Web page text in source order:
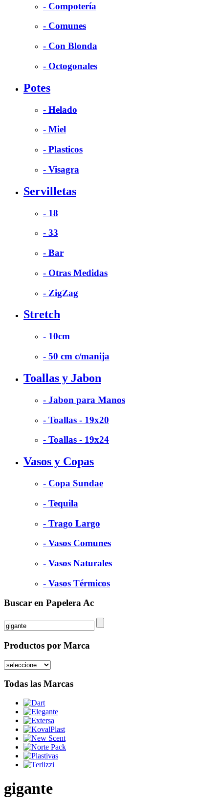
- Compotería
- Comunes
- Con Blonda
- Octogonales
Potes
- Helado
- Miel
- Plasticos
- Visagra
Servilletas
- 18
- 33
- Bar
- Otras Medidas
- ZigZag
Stretch
- 10cm
- 50 cm c/manija
Toallas y Jabon
- Jabon para Manos
- Toallas - 19x20
- Toallas - 19x24
Vasos y Copas
- Copa Sundae
- Tequila
- Trago Largo
- Vasos Comunes
- Vasos Naturales
- Vasos Térmicos
Buscar en Papelera Ac
Productos por Marca
Todas las Marcas
gigante